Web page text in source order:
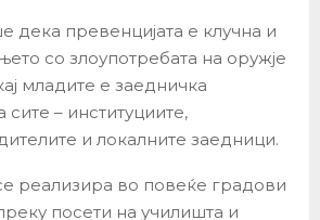
дека превенцијата е клучна и
со злоупотребата на оружје
младите е заедничка
– институциите,
и локалните заедници.
реализира во повеќе градови
посети на училишта и